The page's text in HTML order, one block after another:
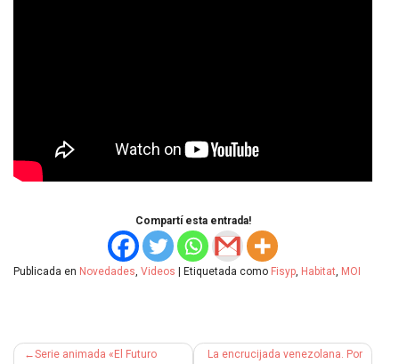
Compartí esta entrada!
Publicada en Novedades, Videos Etiquetada como Fisyp, Habitat, MOI
Navegación
Serie animada «El Futuro La encrucijada venezolana. Por